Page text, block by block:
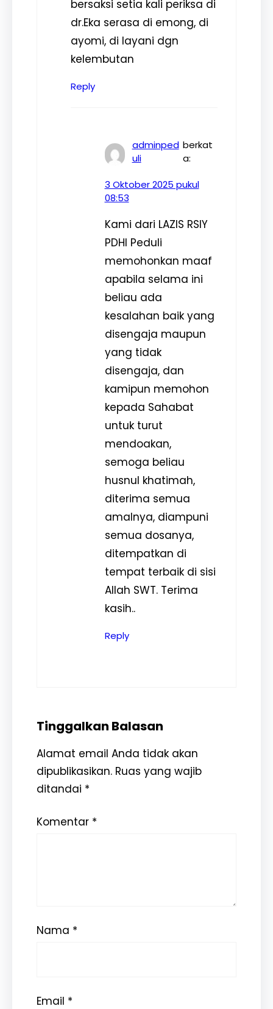
bersaksi setia kali periksa di
dr.Eka serasa di emong, di
ayomi, di layani dgn
kelembutan
Reply
adminped
uli
berkat
a:
3 Oktober 2025 pukul
08:53
Kami dari LAZIS RSIY
PDHI Peduli
memohonkan maaf
apabila selama ini
beliau ada
kesalahan baik yang
disengaja maupun
yang tidak
disengaja, dan
kamipun memohon
kepada Sahabat
untuk turut
mendoakan,
semoga beliau
husnul khatimah,
diterima semua
amalnya, diampuni
semua dosanya,
ditempatkan di
tempat terbaik di sisi
Allah SWT. Terima
kasih..
Reply
Tinggalkan Balasan
Alamat email Anda tidak akan
dipublikasikan. Ruas yang wajib
ditandai *
Komentar *
Nama *
Email *